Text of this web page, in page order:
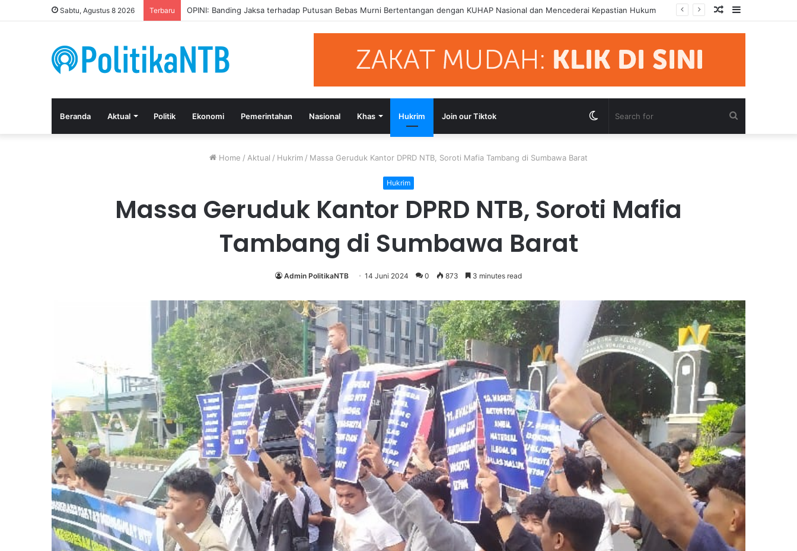
Sabtu, Agustus 8 2026 Terbaru Kuasa Hukum Apresiasi Putusan Bebas Tiga Terdakwa Kasus Gratifikasi DPRD NTB, Ajak Semua Pihak Hormati Supremasi Hukum Sidebar
Random
Article
Beranda Aktual Politik Ekonomi Pemerintahan Nasional Khas Hukrim Join our Tiktok Switch
Home / Aktual / Hukrim / Massa Geruduk Kantor DPRD NTB, Soroti Mafia Tambang di Sumbawa Barat
Hukrim
Massa Geruduk Kantor DPRD NTB, Soroti Mafia
Tambang di Sumbawa Barat
Admin PolitikaNTB 14 Juni 2024 0 873 3 minutes read